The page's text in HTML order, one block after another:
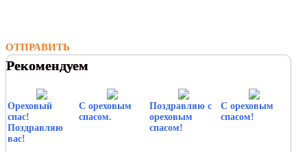
ОТПРАВИТЬ
Рекомендуем
Ореховый
спас!
Поздравляю
вас!
С ореховым
спасом.
Поздравляю с
ореховым
спасом!
С ореховым
спасом!